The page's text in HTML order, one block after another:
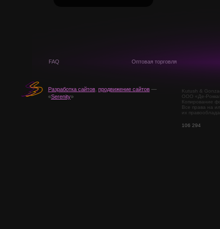
FAQ Оптовая торговля
Разработка сайтов, продвижение сайтов—
«Serenity»
Kutush &
ООО «Де-
Копирование
Все права на
их
106 294